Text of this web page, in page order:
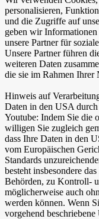
personalisieren,
und die Zugriffe auf
geben wir
unsere Partner für
Unsere Partner führen
weiteren Daten
die sie im Rahmen Ihrer
Hinweis auf
Daten in den USA
Youtube: Indem Sie die
willigen Sie zugleich
dass Ihre Daten in den
vom Europäischen
Standards
besteht insbesondere
Behörden, zu Kontroll-
möglicherweise auch
werden können. Wenn
vorgehend